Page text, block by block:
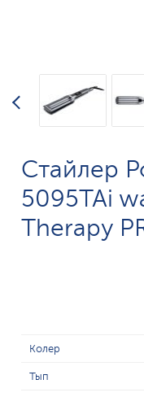
Стайлер
5095TAi
Therapy
Колер
Тып